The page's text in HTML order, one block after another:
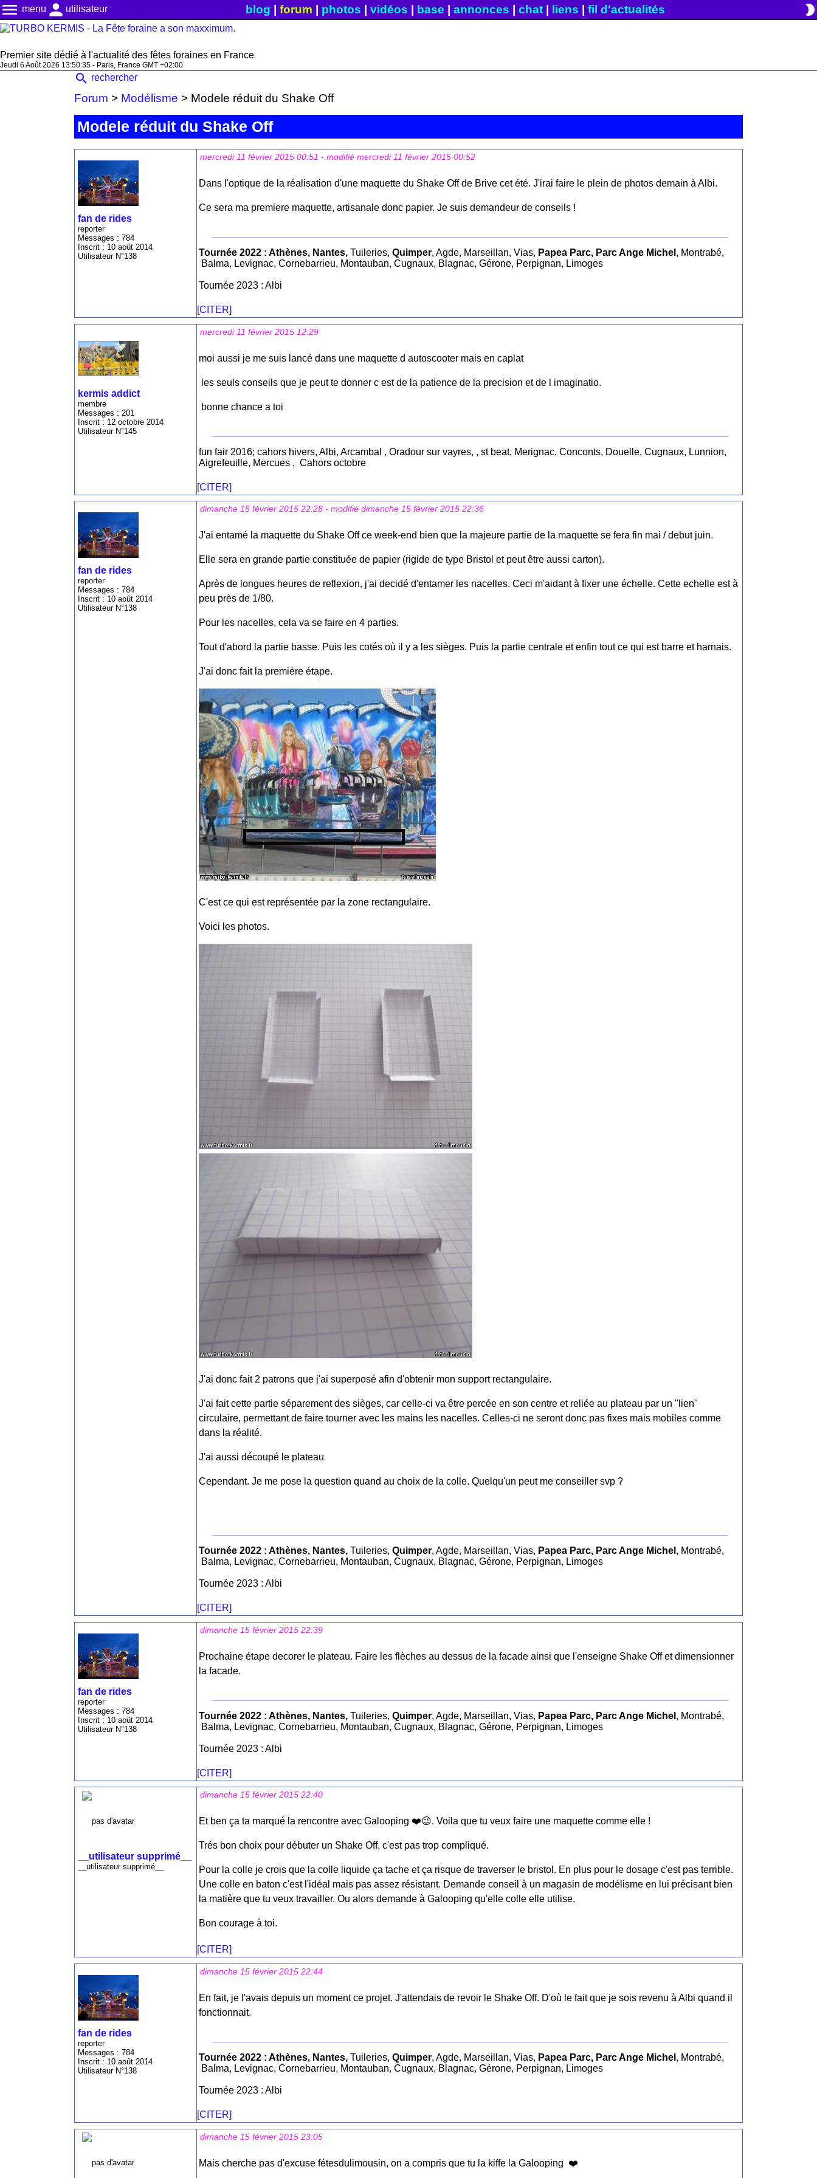
menu menu person utilisateur blog forum photos vidéos base annonces chat| liens fil d'actualités brightness_2
Premier site dédié à l'actualité des fêtes foraines en France
Jeudi 6 Août 2026 13:50:36 - Paris, France GMT +02:00
search rechercher
Forum > Modélisme > Modele réduit du Shake Off
Modele réduit du Shake Off
fan de rides
reporter
Messages : 784
Inscrit : 10 août 2014
Utilisateur N°138
mercredi 11 février 2015 00:51 - modifié mercredi 11 février 2015 00:52
Dans l'optique de la réalisation d'une maquette du Shake Off de Brive cet été. J'irai faire le plein de photos demain à Albi.
Ce sera ma premiere maquette, artisanale donc papier. Je suis demandeur de conseils !
Tournée 2022 : Athènes, Nantes, Tuileries, Quimper, Agde, Marseillan, Vias, Papea Parc, Parc Ange Michel , Montrabé,
Balma, Levignac, Cornebarrieu, Montauban, Cugnaux, Blagnac, Gérone, Perpignan, Limoges
Tournée 2023 : Albi
[CITER]
kermis addict
membre
Messages : 201
Inscrit : 12 octobre 2014
Utilisateur N°145
mercredi 11 février 2015 12:29
moi aussi je me suis lancé dans une maquette d autoscooter mais en caplat
les seuls conseils que je peut te donner c est de la patience de la precision et de l imaginatio.
bonne chance a toi
fun fair 2016; cahors hivers, Albi, Arcambal , Oradour sur vayres, , st beat, Merignac, Conconts, Douelle, Cugnaux, Lunnion,
Aigrefeuille, Mercues , Cahors octobre
[CITER]
fan de rides
reporter
Messages : 784
Inscrit : 10 août 2014
Utilisateur N°138
dimanche 15 février 2015 22:28 - modifié dimanche 15 février 2015 22:36
J'ai entamé la maquette du Shake Off ce week-end bien que la majeure partie de la maquette se fera fin mai / debut juin.
Elle sera en grande partie constituée de papier (rigide de type Bristol et peut être aussi carton).
Après de longues heures de reflexion, j'ai decidé d'entamer les nacelles. Ceci m'aidant à fixer une échelle. Cette echelle est à
peu près de 1/80.
Pour les nacelles, cela va se faire en 4 parties.
Tout d'abord la partie basse. Puis les cotés où il y a les sièges. Puis la partie centrale et enfin tout ce qui est barre et harnais.
J'ai donc fait la première étape.
C'est ce qui est représentée par la zone rectangulaire.
Voici les photos.
J'ai donc fait 2 patrons que j'ai superposé afin d'obtenir mon support rectangulaire.
J'ai fait cette partie séparement des sièges, car celle-ci va être percée en son centre et reliée au plateau par un "lien"
circulaire, permettant de faire tourner avec les mains les nacelles. Celles-ci ne seront donc pas fixes mais mobiles comme
dans la réalité.
J'ai aussi découpé le plateau
Cependant. Je me pose la question quand au choix de la colle. Quelqu'un peut me conseiller svp ?
Tournée 2022 : Athènes, Nantes, Tuileries, Quimper, Agde, Marseillan, Vias, Papea Parc, Parc Ange Michel , Montrabé,
Balma, Levignac, Cornebarrieu, Montauban, Cugnaux, Blagnac, Gérone, Perpignan, Limoges
Tournée 2023 : Albi
[CITER]
fan de rides
reporter
Messages : 784
Inscrit : 10 août 2014
Utilisateur N°138
dimanche 15 février 2015 22:39
Prochaine étape decorer le plateau. Faire les flèches au dessus de la facade ainsi que l'enseigne Shake Off et dimensionner
la facade.
Tournée 2022 : Athènes, Nantes, Tuileries, Quimper, Agde, Marseillan, Vias, Papea Parc, Parc Ange Michel , Montrabé,
Balma, Levignac, Cornebarrieu, Montauban, Cugnaux, Blagnac, Gérone, Perpignan, Limoges
Tournée 2023 : Albi
[CITER]
__utilisateur supprimé__
__utilisateur supprimé__
dimanche 15 février 2015 22:40
Et ben ça ta marqué la rencontre avec Galooping ❤️😉. Voila que tu veux faire une maquette comme elle !
Trés bon choix pour débuter un Shake Off, c'est pas trop compliqué.
Pour la colle je crois que la colle liquide ça tache et ça risque de traverser le bristol. En plus pour le dosage c'est pas terrible.
Une colle en baton c'est l'idéal mais pas assez résistant. Demande conseil à un magasin de modélisme en lui précisant bien
la matière que tu veux travailler. Ou alors demande à Galooping qu'elle colle elle utilise.
Bon courage à toi.
[CITER]
fan de rides
reporter
Messages : 784
Inscrit : 10 août 2014
Utilisateur N°138
dimanche 15 février 2015 22:44
En fait, je l'avais depuis un moment ce projet. J'attendais de revoir le Shake Off. D'où le fait que je sois revenu à Albi quand il
fonctionnait.
Tournée 2022 : Athènes, Nantes, Tuileries, Quimper, Agde, Marseillan, Vias, Papea Parc, Parc Ange Michel , Montrabé,
Balma, Levignac, Cornebarrieu, Montauban, Cugnaux, Blagnac, Gérone, Perpignan, Limoges
Tournée 2023 : Albi
[CITER]
dimanche 15 février 2015 23:05
Mais cherche pas d'excuse fétesdulimousin, on a compris que tu la kiffe la Galooping ❤️